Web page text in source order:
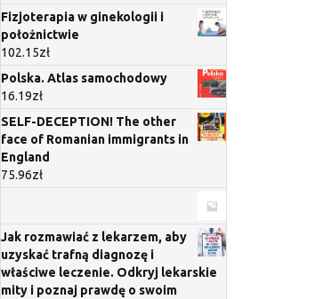
Fizjoterapia w ginekologii i
położnictwie
102.15zł
Polska. Atlas samochodowy
16.19zł
SELF-DECEPTION! The other
face of Romanian immigrants in
England
75.96zł
Jak rozmawiać z lekarzem, aby
uzyskać trafną diagnozę i
właściwe leczenie. Odkryj lekarskie
mity i poznaj prawdę o swoim